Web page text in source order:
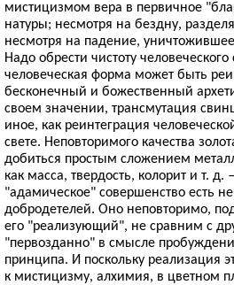
мистицизмом вера в первичное
натуры; несмотря на бездну,
несмотря на падение,
Надо обрести чистоту
человеческая форма может быть
бесконечный и божественный
своем значении, трансмутация
иное, как реинтеграция
свете. Неповторимого качества
добиться простым сложением
как масса, твердость, колорит и т.
"адамическое" совершенство есть
добродетелей. Оно неповторимо,
его "реализующий", не сравним с
"первозданно" в смысле
принципа. И поскольку реализация
к мистицизму, алхимия, в цветном